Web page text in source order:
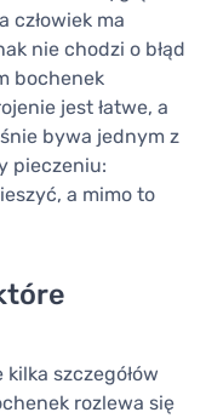
człowiek ma
nie chodzi o błąd
bochenek
jest łatwe, a
bywa jednym z
pieczeniu:
a mimo to
szczegółów
rozlewa się